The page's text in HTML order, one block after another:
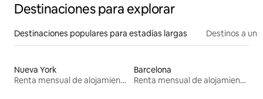
Destinaciones para explorar
Destinaciones populares para estadías largas Destinos a un
Nueva York
Renta mensual de alojamientos
Barcelona
Renta mensual de alojamientos